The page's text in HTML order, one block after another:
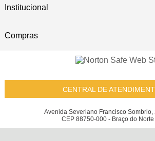
Institucional
Compras
CENTRAL DE
Avenida Severiano Francisco Sombrio,
CEP 88750-000 - Braço do Norte